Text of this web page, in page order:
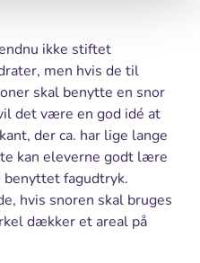
ikke stiftet
men hvis de til
skal benytte en snor
det være en god idé at
der ca. har lige lange
kan eleverne godt lære
benyttet fagudtryk.
hvis snoren skal bruges
dækker et areal på